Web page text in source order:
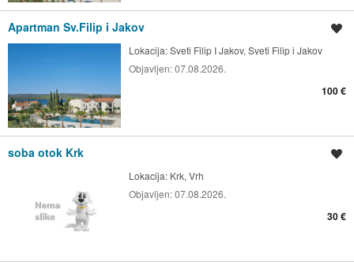
Apartman Sv.Filip i Jakov
Lokacija:Sveti Filip I Jakov, Sveti Filip i Jakov
Objavljen:07.08.2026.
100 €
soba otok Krk
Lokacija: Krk, Vrh
Objavljen:07.08.2026.
30 €